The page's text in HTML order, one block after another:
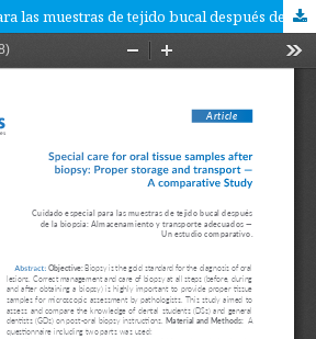
Cuidado especial para las muestras de tejido bucal después de la biopsia: Almacenamiento y transporte adecuados — Un estudio comparativo.